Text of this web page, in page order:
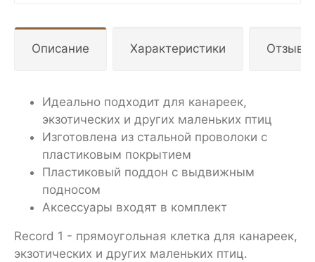
Описание Характеристики
Идеально подходит для канареек,
экзотических и других маленьких птиц
Изготовлена из стальной проволоки с
пластиковым покрытием
Пластиковый поддон с выдвижным
подносом
Аксессуары входят в комплект
Record 1 - прямоугольная клетка для канареек,
экзотических и других маленьких птиц.